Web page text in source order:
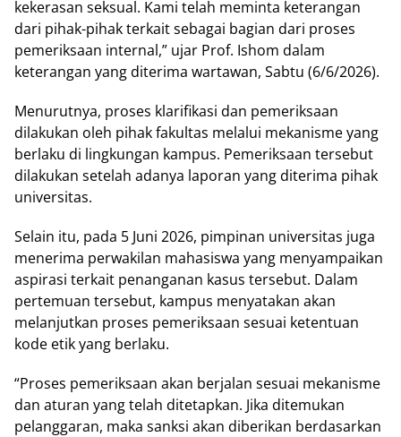
kekerasan seksual. Kami telah meminta keterangan
dari pihak-pihak terkait sebagai bagian dari proses
pemeriksaan internal,” ujar Prof. Ishom dalam
keterangan yang diterima wartawan, Sabtu (6/6/2026).
Menurutnya, proses klarifikasi dan pemeriksaan
dilakukan oleh pihak fakultas melalui mekanisme yang
berlaku di lingkungan kampus. Pemeriksaan tersebut
dilakukan setelah adanya laporan yang diterima pihak
universitas.
Selain itu, pada 5 Juni 2026, pimpinan universitas juga
menerima perwakilan mahasiswa yang menyampaikan
aspirasi terkait penanganan kasus tersebut. Dalam
pertemuan tersebut, kampus menyatakan akan
melanjutkan proses pemeriksaan sesuai ketentuan
kode etik yang berlaku.
“Proses pemeriksaan akan berjalan sesuai mekanisme
dan aturan yang telah ditetapkan. Jika ditemukan
pelanggaran, maka sanksi akan diberikan berdasarkan